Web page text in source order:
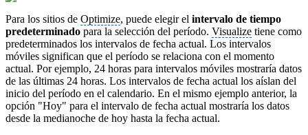
Para los sitios de Optimize, puede elegir el intervalo de tiempo
predeterminado para la selección del período. Visualize tiene como
predeterminados los intervalos de fecha actual. Los intervalos
móviles significan que el período se relaciona con el momento
actual. Por ejemplo, 24 horas para intervalos móviles mostraría datos
de las últimas 24 horas. Los intervalos de fecha actual los aíslan del
inicio del período en el calendario. En el mismo ejemplo anterior, la
opción "Hoy" para el intervalo de fecha actual mostraría los datos
desde la medianoche de hoy hasta la fecha actual.